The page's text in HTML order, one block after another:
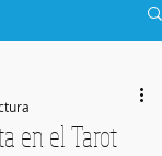
en el Tarot